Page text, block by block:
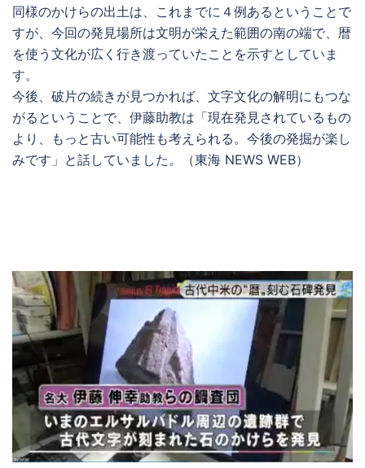
同様のかけらの出土は、これまでに４例あるということで
すが、今回の発見場所は文明が栄えた範囲の南の端で、暦
を使う文化が広く行き渡っていたことを示すとしていま
す。
今後、破片の続きが見つかれば、文字文化の解明にもつな
がるということで、伊藤助教は「現在発見されているもの
より、もっと古い可能性も考えられる。今後の発掘が楽し
みです」と話していました。（東海 NEWS WEB）